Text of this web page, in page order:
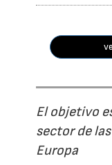
El objetivo
sector de
Europa